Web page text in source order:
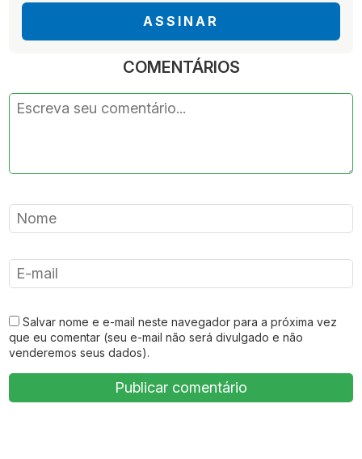
ASSINAR
COMENTÁRIOS
Salvar nome e e-mail neste navegador para a próxima vez
que eu comentar (seu e-mail não será divulgado e não
venderemos seus dados).